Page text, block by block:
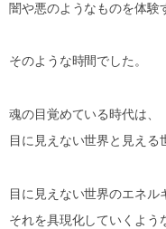
闇や悪のようなものを体験
そのような時間でした。
魂の目覚めている時代は、
目に見えない世界と見える
目に見えない世界のエネル
それを具現化していくよう